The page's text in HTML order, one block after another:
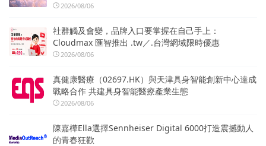
2026/08/06
社群觸及會變，品牌入口要掌握在自己手上：
Cloudmax 匯智推出 .tw／.台灣網域限時優惠
2026/08/06
真健康醫療（02697.HK）與天津具身智能創新中心達成
戰略合作 共建具身智能醫療產業生態
2026/08/06
陳嘉樺Ella選擇Sennheiser Digital 6000打造震撼動人
的青春狂歡